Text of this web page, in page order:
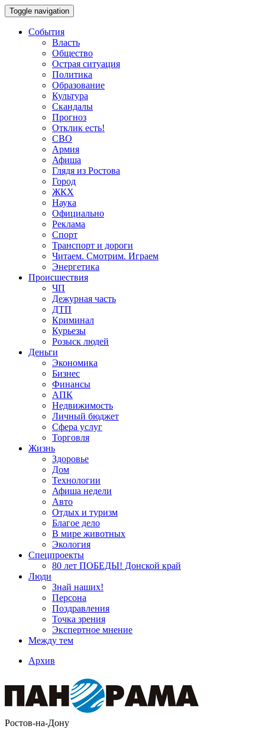
Toggle navigation
События
Власть
Общество
Острая ситуация
Политика
Образование
Культура
Скандалы
Прогноз
Отклик есть!
СВО
Армия
Афиша
Глядя из Ростова
Город
ЖКХ
Наука
Официально
Реклама
Спорт
Транспорт и дороги
Читаем. Смотрим. Играем
Энергетика
Происшествия
ЧП
Дежурная часть
ДТП
Криминал
Курьезы
Розыск людей
Деньги
Экономика
Бизнес
Финансы
АПК
Недвижимость
Личный бюджет
Сфера услуг
Торговля
Жизнь
Здоровье
Дом
Технологии
Афиша недели
Авто
Отдых и туризм
Благое дело
В мире животных
Экология
Спецпроекты
80 лет ПОБЕДЫ! Донской край
Люди
Знай наших!
Персона
Поздравления
Точка зрения
Экспертное мнение
Между тем
Архив
Ростов-на-Дону